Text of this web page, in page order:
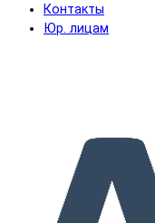
Контакты
Юр. лицам